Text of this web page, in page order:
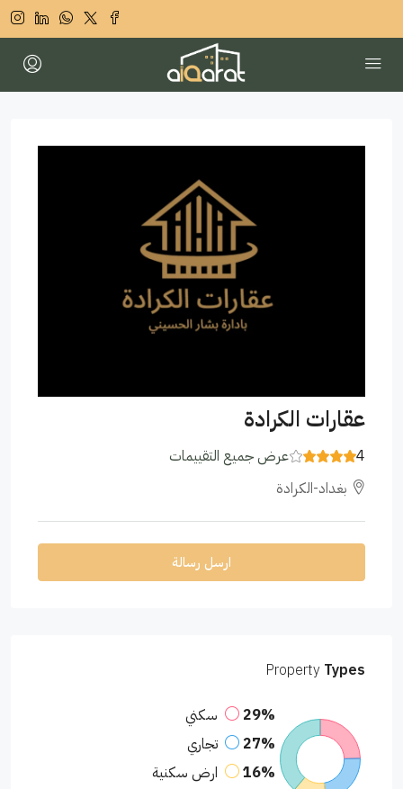
عقارات الكرادة
4
عرض جميع التقييمات
بغداد-الكرادة
ارسل رسالة
Property Types
29%
سكني
27%
تجاري
16%
ارض سكنية